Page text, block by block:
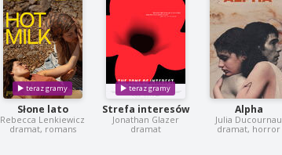
Słone lato
Rebecca Lenkiewicz
dramat, romans
Strefa interesów
Jonathan Glazer
dramat
Alpha
Julia Ducournau
dramat, horror